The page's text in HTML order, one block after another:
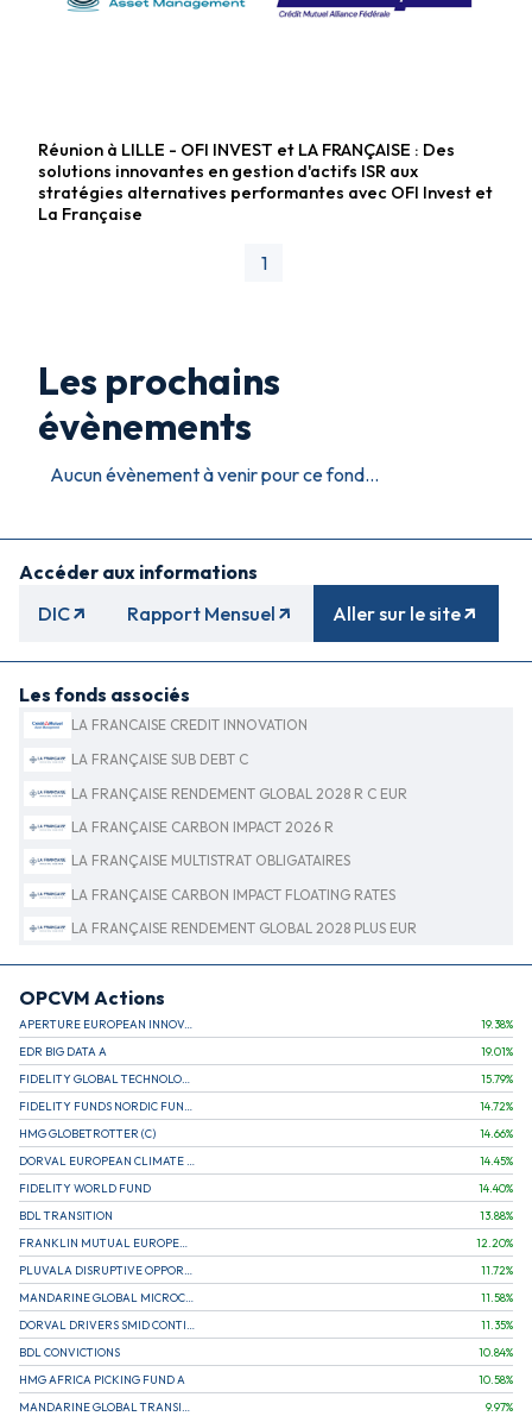
Fonds diversifiés
Réunion à LILLE - OFI INVEST et LA FRANÇAISE : Des
solutions innovantes en gestion d'actifs ISR aux
stratégies alternatives performantes avec OFI Invest et
La Française
1
Les prochains
évènements
Aucun évènement à venir pour ce fond...
Accéder aux informations
DIC
Rapport Mensuel Aller sur le site
Les fonds associés
LA FRANCAISE CREDIT INNOVATION
LA FRANÇAISE SUB DEBT C
LA FRANÇAISE RENDEMENT GLOBAL 2028 R C EUR
LA FRANÇAISE CARBON IMPACT 2026 R
LA FRANÇAISE MULTISTRAT OBLIGATAIRES
LA FRANÇAISE CARBON IMPACT FLOATING RATES
LA FRANÇAISE RENDEMENT GLOBAL 2028 PLUS EUR
OPCVM Actions
APERTURE EUROPEAN INNOVATION 19.38%
EDR BIG DATA A
19.01%
FIDELITY GLOBAL TECHNOLOGY FUND A EUR
15.79%
FIDELITY FUNDS NORDIC FUND A
14.72%
HMG GLOBETROTTER (C)
14.66%
DORVAL EUROPEAN CLIMATE INITIATIVE R (C)
14.45%
FIDELITY WORLD FUND
14.40%
BDL TRANSITION
13.88%
FRANKLIN MUTUAL EUROPEAN FUND A EUR (C)
12.20%
PLUVALA DISRUPTIVE OPPORTUNITIES
11.72%
MANDARINE GLOBAL MICROCAP
11.58%
DORVAL DRIVERS SMID CONTINENTAL EUROPE
11.35%
BDL CONVICTIONS
10.84%
HMG AFRICA PICKING FUND A
10.58%
MANDARINE GLOBAL TRANSITION R
9.97%